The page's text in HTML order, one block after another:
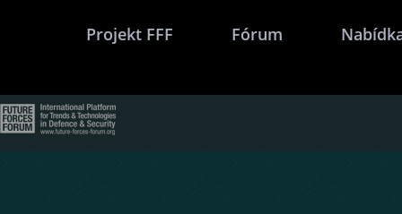
Projekt FFF Fórum